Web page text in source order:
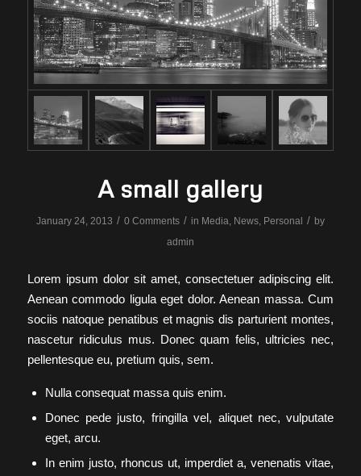
A small gallery
January 24, 2013 / 0 Comments / in Media News, Personal / by
admin
Lorem ipsum dolor sit amet, consectetuer adipiscing elit.
Aenean commodo ligula eget dolor. Aenean massa. Cum
sociis natoque penatibus et magnis dis parturient montes,
nascetur ridiculus mus. Donec quam felis, ultricies nec,
pellentesque eu, pretium quis, sem.
Nulla consequat massa quis enim.
Donec pede justo, fringilla vel, aliquet nec, vulputate
eget, arcu.
In enim justo, rhoncus ut, imperdiet a, venenatis vitae,